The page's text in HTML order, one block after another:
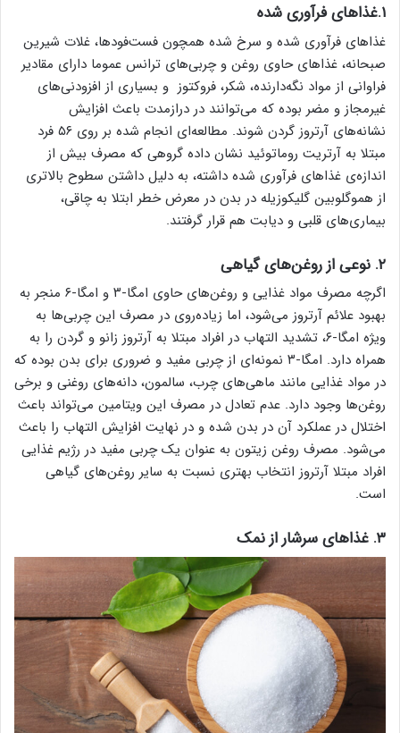
۱.غذاهای فرآوری شده
غذاهای فرآوری شده و سرخ شده همچون فست‌فودها، غلات شیرین
صبحانه، غذاهای حاوی روغن و چربی‌های ترانس عموما دارای مقادیر
فراوانی از مواد نگه‌دارنده، شکر، فروکتوز و بسیاری از افزودنی‌های
غیرمجاز و مضر بوده که می‌توانند در درازمدت باعث افزایش
نشانه‌های آرتروز گردن شوند. مطالعه‌ای انجام شده بر روی ۵۶ فرد
مبتلا به آرتریت روماتوئید نشان داده گروهی که مصرف بیش از
اندازه‌ی غذاهای فرآوری شده داشته، به دلیل داشتن سطوح بالاتری
از هموگلوبین گلیکوزیله در بدن در معرض خطر ابتلا به چاقی،
بیماری‌های قلبی و دیابت هم قرار گرفتند.
۲. نوعی از روغن‌های گیاهی
اگرچه مصرف مواد غذایی و روغن‌های حاوی امگا-۳ و امگا-۶ منجر به
بهبود علائم آرتروز می‌شود، اما زیاده‌روی در مصرف این چربی‌ها به
ویژه امگا-۶، تشدید التهاب‌ در افراد مبتلا به آرتروز زانو و گردن را به
همراه دارد. امگا-۳ نمونه‌ای از چربی مفید و ضروری برای بدن بوده که
در مواد غذایی مانند ماهی‌های چرب، سالمون، دانه‌های روغنی و برخی
روغن‌ها وجود دارد. عدم تعادل در مصرف این ویتامین می‌تواند باعث
اختلال در عملکرد آن در بدن شده و در نهایت افزایش التهاب را باعث
می‌شود. مصرف روغن زیتون به عنوان یک چربی مفید در رژیم غذایی
افراد مبتلا آرتروز انتخاب بهتری نسبت به سایر روغن‌های گیاهی
است.
۳. غذاهای سرشار از نمک